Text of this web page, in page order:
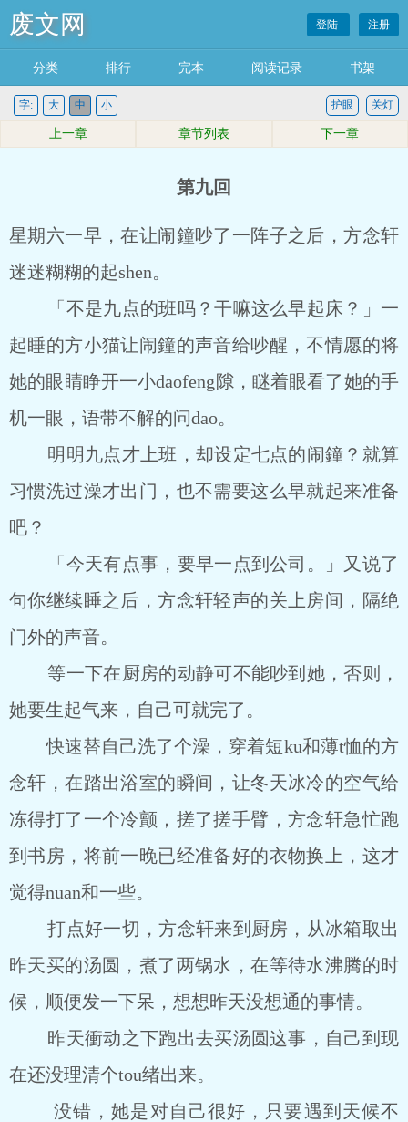
废文网 登陆 注册
分类 排行 完本 阅读记录 书架
字: 大 中 小 关灯
护眼
上一章 章节列表 下一章
第九回
星期六一早，在让闹鐘吵了一阵子之后，方念轩
迷迷糊糊的起shen。
「不是九点的班吗？干嘛这么早起床？」一
起睡的方小猫让闹鐘的声音给吵醒，不情愿的将
她的眼睛睁开一小daofeng隙，瞇着眼看了她的手
机一眼，语带不解的问dao。
明明九点才上班，却设定七点的闹鐘？就算
习惯洗过澡才出门，也不需要这么早就起来准备
吧？
「今天有点事，要早一点到公司。」又说了
句你继续睡之后，方念轩轻声的关上房间，隔绝
门外的声音。
等一下在厨房的动静可不能吵到她，否则，
她要生起气来，自己可就完了。
快速替自己洗了个澡，穿着短ku和薄t恤的方
念轩，在踏出浴室的瞬间，让冬天冰冷的空气给
冻得打了一个冷颤，搓了搓手臂，方念轩急忙跑
到书房，将前一晚已经准备好的衣物换上，这才
觉得nuan和一些。
打点好一切，方念轩来到厨房，从冰箱取出
昨天买的汤圆，煮了两锅水，在等待水沸腾的时
候，顺便发一下呆，想想昨天没想通的事情。
昨天衝动之下跑出去买汤圆这事，自己到现
在还没理清个tou绪出来。
没错，她是对自己很好，只要遇到天候不